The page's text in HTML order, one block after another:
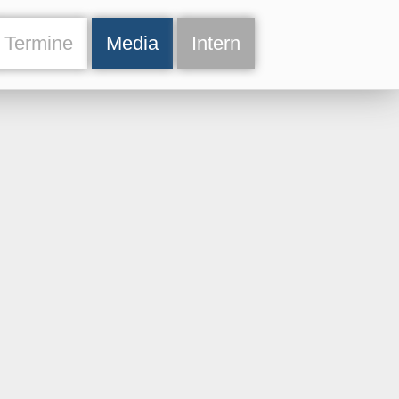
Termine Media Intern